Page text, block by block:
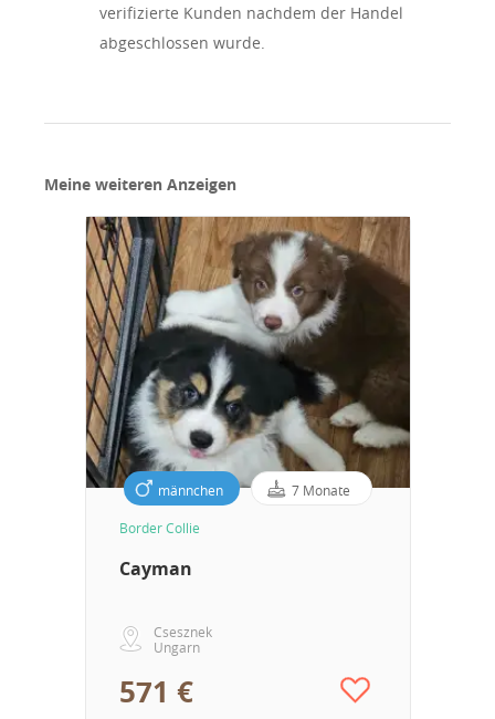
verifizierte Kunden nachdem der Handel
abgeschlossen wurde.
Meine weiteren Anzeigen
männchen 7 Monate
Border Collie
Cayman
Csesznek
Ungarn
571 €